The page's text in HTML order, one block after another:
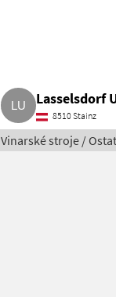
Lasselsdorf
8510 Stainz
Vinarské stroje /